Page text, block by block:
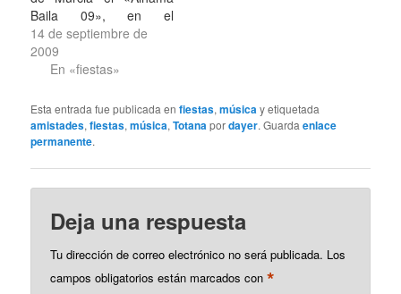
Baila 09», en el
Complejo Deportivo del
Guadalentín [ubicación a
ojo aquí a la derecha].
música al comienzo de
las fiestas de Alhama
con tres ambientes y dos
14 de septiembre de
2009
En «fiestas»
Esta entrada fue publicada enfiestas,música y etiquetada
amistades,fiestas,música,Totana pordayer. Guardaenlace
permanente.
Deja una respuesta
Tu dirección de correo electrónico no será publicada. Los
campos obligatorios están marcados con*